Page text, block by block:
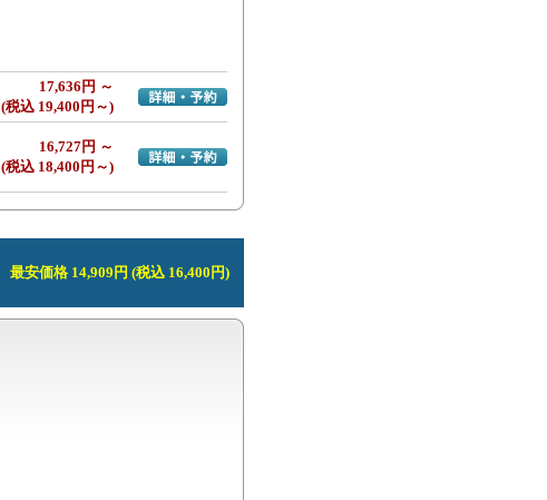
17,636円 ～
(税込 19,400円～)
詳細・予約へ
16,727円 ～
(税込 18,400円～)
詳細・予約へ
最安価格 14,909円 (税込 16,400円)